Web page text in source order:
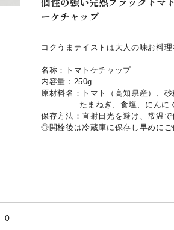
ーケチャップ
コクうまテイストは大人の味お料理
名称：トマトケチャップ
内容量：250g
原材料名：トマト（高知県産）、砂
たまねぎ、食塩、にんにく
保存方法：直射日光を避け、常温で
◎開栓後は冷蔵庫に保存し早めにご
0